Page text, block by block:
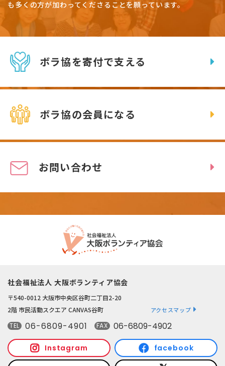
も多くの方が加わってくださることを願っています。
ボラ協を寄付で支える
ボラ協の会員になる
お問い合わせ
社会福祉法人 大阪ボランティア協会
〒540-0012 大阪市中央区谷町二丁目2-20
2階 市民活動スクエア CANVAS谷町
アクセスマップ
TEL 06-6809-4901 FAX 06-6809-4902
Instagram facebook